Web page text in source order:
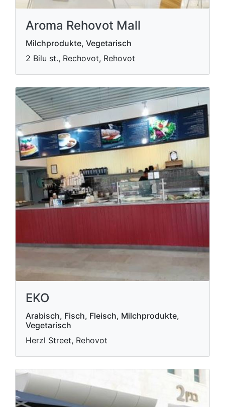
Aroma Rehovot Mall
Milchprodukte, Vegetarisch
2 Bilu st., Rechovot, Rehovot
EKO
Arabisch, Fisch, Fleisch, Milchprodukte,
Vegetarisch
Herzl Street, Rehovot